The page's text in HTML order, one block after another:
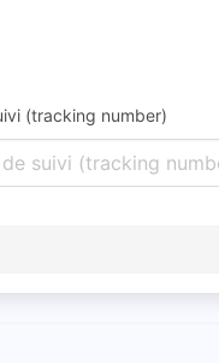
(tracking number)